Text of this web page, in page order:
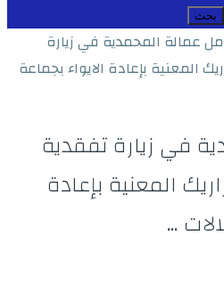
عمالة المحمدية في زيارة
المعنية بإعادة الايواء بجماعة
في زيارة تفقدية
المعنية بإعادة
…